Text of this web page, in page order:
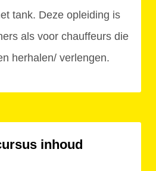
tank. Deze opleiding is
als voor chauffeurs die
herhalen/ verlengen.
inhoud